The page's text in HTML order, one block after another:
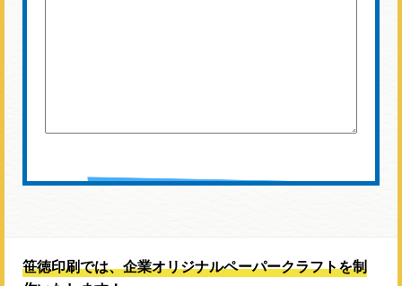
笹徳印刷では、企業オリジナルペーパークラフトを制